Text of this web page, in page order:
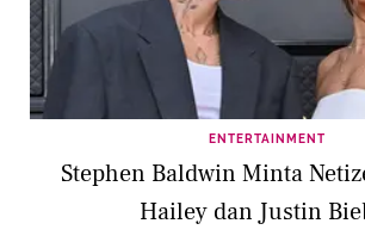
ENTERTAINMENT
Stephen Baldwin Minta
Hailey dan Justin